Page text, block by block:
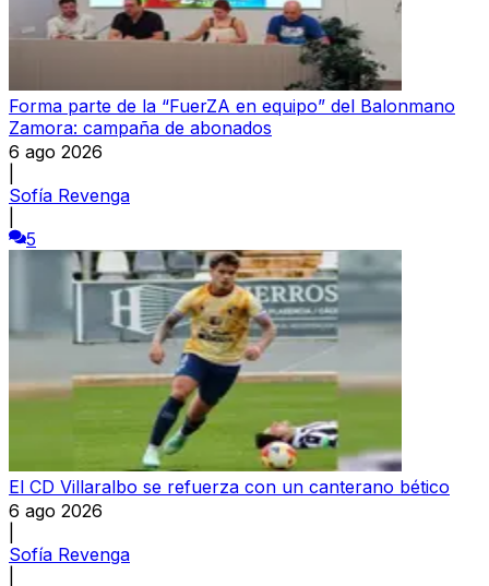
Forma parte de la “FuerZA en equipo” del Balonmano
Zamora: campaña de abonados
6 ago 2026
Sofía Revenga
5
El CD Villaralbo se refuerza con un canterano bético
6 ago 2026
Sofía Revenga